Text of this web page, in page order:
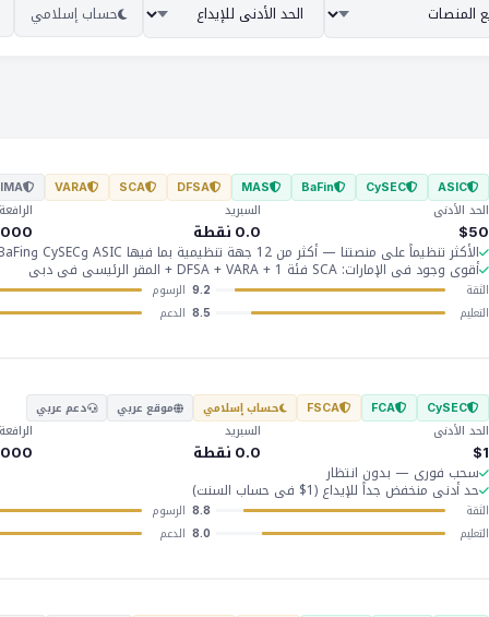
حساب إسلامي
ASIC
CySEC
BaFin
MAS
DFSA
SCA
VARA
الحد الأدنى
$50
السبريد
0.0 نقطة
الرافعة
الأكثر تنظيماً على منصتنا — أكثر من 12 جهة تنظيمية بما فيها ASIC وCySEC وBaFin وMAS وDFSA وSCA
أقوى وجود في الإمارات: SCA فئة 1 + DFSA + VARA + المقر الرئيسي في دبي
الثقة 9.2 الرسوم
التعليم 8.5 الدعم
CySEC
FCA
FSCA حساب إسلامي موقع عربي
دعم عربي
الحد الأدنى
$1
السبريد
0.0 نقطة
الرافعة
سحب فوري — بدون انتظار
حد أدنى منخفض جداً للإيداع (1$ في حساب السنت)
الثقة 8.8 الرسوم
التعليم 8.0 الدعم